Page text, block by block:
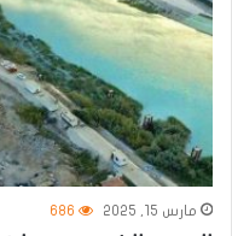
مارس 15, 2025 686